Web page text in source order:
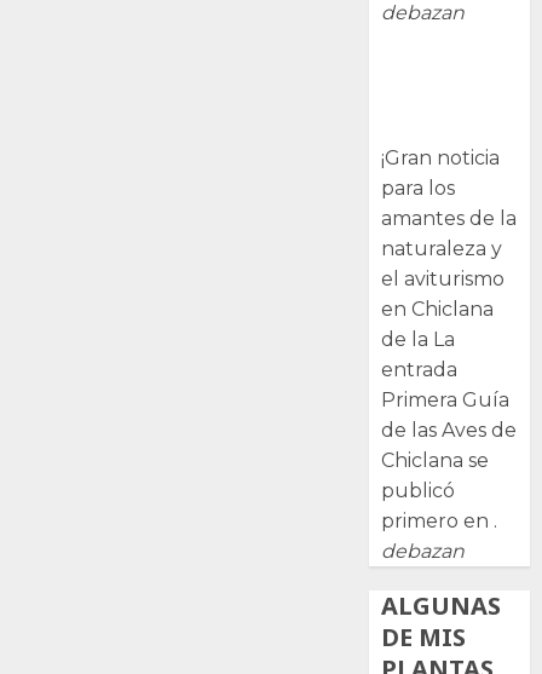
debazan
¡Gran noticia
para los
amantes de la
naturaleza y
el aviturismo
en Chiclana
de la La
entrada
Primera Guía
de las Aves de
Chiclana se
publicó
primero en .
debazan
ALGUNAS
DE MIS